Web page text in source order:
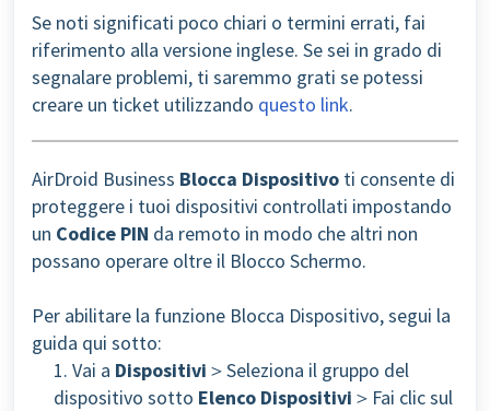
Se noti significati poco chiari o termini errati, fai
riferimento alla versione inglese. Se sei in grado di
segnalare problemi, ti saremmo grati se potessi
creare un ticket utilizzando questo link.
AirDroid Business Blocca Dispositivo ti consente di
proteggere i tuoi dispositivi controllati impostando
un Codice PIN da remoto in modo che altri non
possano operare oltre il Blocco Schermo.
Per abilitare la funzione Blocca Dispositivo, segui la
guida qui sotto:
1. Vai a Dispositivi ＞Seleziona il gruppo del
dispositivo sotto Elenco Dispositivi ＞Fai clic sul